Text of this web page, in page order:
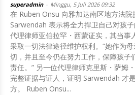
superadmin Minggu, 5 Juli 2026 09:32
在 Ruben Onsu 向雅加达南区地方法院
Sarwendah 表示将全力捍卫自己对孩子的抚养权。
代理律师亚伯拉罕・西蒙证实，其当事
采取一切法律途径维护权利。“她作为
切，并且至今仍在努力工作，保障孩子
责任。” 另一位代理律师克里斯・萨姆・西乌也表示，他们将提交
完整证据与证人，证明 Sarwendah 才
方。 Ruben Onsu...